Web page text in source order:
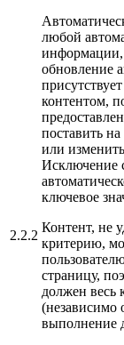
2.2.2
любой
информации,
обновление
контентом,
поставить на
или
Исключение
ключевое
Контент, не
критерию,
страницу,
должен весь
(независимо
выполнение